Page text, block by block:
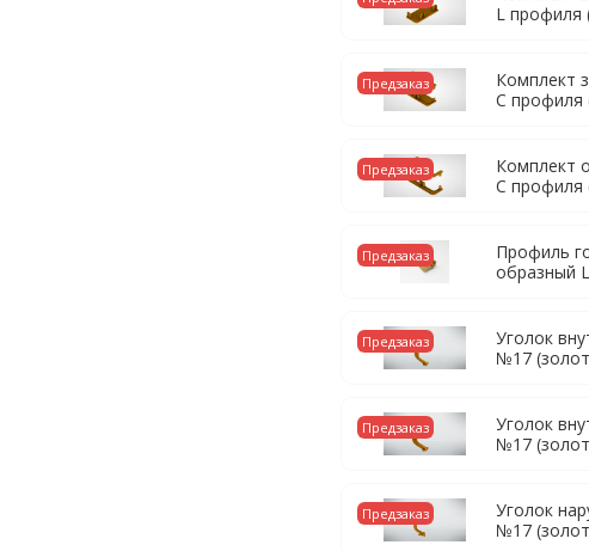
L профиля
Предзаказ
Комплект
С профиля
Предзаказ
Комплект
С профиля
Предзаказ
Профиль
образный
Предзаказ
Уголок
№17
Предзаказ
Уголок
№17
Предзаказ
Уголок
№17